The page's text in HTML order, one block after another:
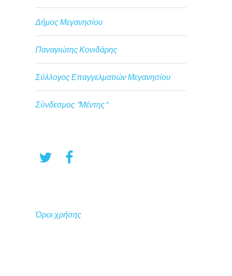
Δήμος Μεγανησίου
Παναγιώτης Κονιδάρης
Σύλλογος Επαγγελματιών Μεγανησίου
Σύνδεσμος "Μέντης"
Όροι χρήσης